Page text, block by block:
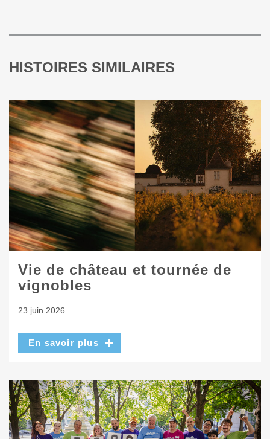
HISTOIRES SIMILAIRES
Vie de château et tournée de
vignobles
23 juin 2026
En savoir plus